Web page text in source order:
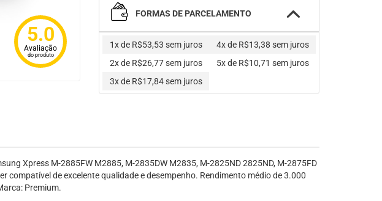
5.0
Avaliação
do produto
FORMAS DE PARCELAMENTO
1x de R$53,53 sem juros
2x de R$26,77sem juros
3x de R$17,84sem juros
4x de R$13,38 sem juros
5x de R$10,71 sem juros
Xpress M-2885FW M2885, M-2835DW M2835, M-2825ND 2825ND, M-2875FD
compatível de excelente qualidade e desempenho. Rendimento médio de 3.000
Premium.